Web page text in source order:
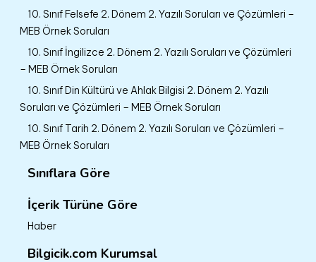
10. Sınıf Felsefe 2. Dönem 2. Yazılı Soruları ve Çözümleri –
MEB Örnek Soruları
10. Sınıf İngilizce 2. Dönem 2. Yazılı Soruları ve Çözümleri
– MEB Örnek Soruları
10. Sınıf Din Kültürü ve Ahlak Bilgisi 2. Dönem 2. Yazılı
Soruları ve Çözümleri – MEB Örnek Soruları
10. Sınıf Tarih 2. Dönem 2. Yazılı Soruları ve Çözümleri –
MEB Örnek Soruları
Sınıflara Göre
İçerik Türüne Göre
Haber
Bilgicik.com Kurumsal